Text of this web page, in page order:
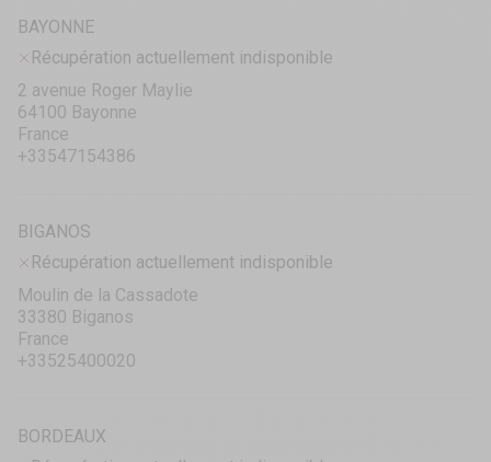
BAYONNE
Récupération actuellement indisponible
2 avenue Roger Maylie
64100 Bayonne
France
+33547154386
BIGANOS
Récupération actuellement indisponible
Moulin de la Cassadote
33380 Biganos
France
+33525400020
BORDEAUX